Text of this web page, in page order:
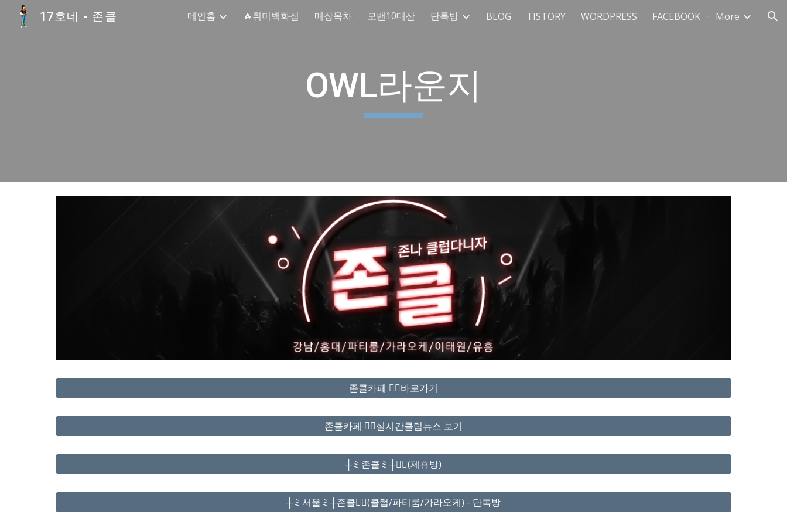
Skip to main content Skip to navigation
17호네 - 존클 메인홈 🔥취미백화점 매장목차 모밴10대산 단톡방 BLOG TISTORY WORDPRESS FACEBOOK More
OWL라운지
존클카페 ❤️‍🔥바로가기
존클카페 ❤️‍🔥실시간클럽뉴스 보기
┼ミ존클ミ┼❤️‍🔥(제휴방)
┼ミ서울ミ┼존클❤️‍🔥(클럽/파티룸/가라오케) - 단톡방